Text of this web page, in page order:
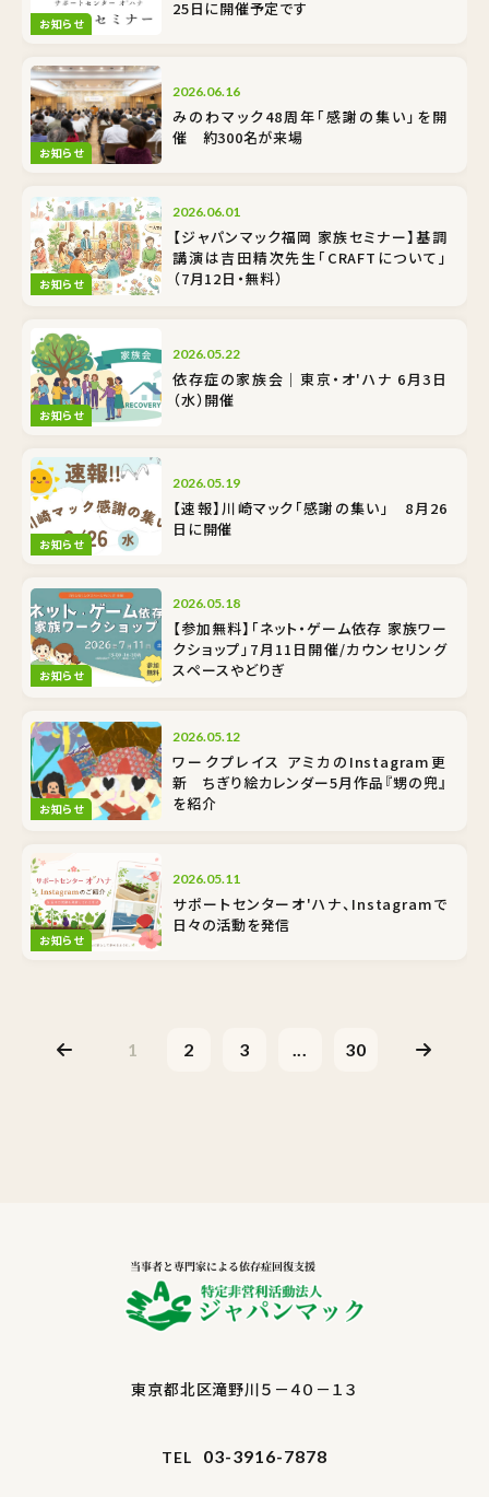
お知らせ
25日に開催予定です
お知らせ
2026.06.16
みのわマック48周年「感謝の集い」を開
催 約300名が来場
お知らせ
2026.06.01
【ジャパンマック福岡 家族セミナー】基調
講演は吉田精次先生「CRAFTについて」
（7月12日・無料）
お知らせ
2026.05.22
依存症の家族会｜東京・オ'ハナ 6月3日
（水）開催
お知らせ
2026.05.19
【速報】川崎マック「感謝の集い」 8月26
日に開催
お知らせ
2026.05.18
【参加無料】「ネット・ゲーム依存 家族ワー
クショップ」7月11日開催/カウンセリング
スペースやどりぎ
お知らせ
2026.05.12
ワークプレイス アミカのInstagram更
新 ちぎり絵カレンダー5月作品『甥の兜』
を紹介
お知らせ
2026.05.11
サポートセンターオ'ハナ、Instagramで
日々の活動を発信
1 2 3 ... 30
東京都北区滝野川５－４０－１３
TEL 03-3916-7878